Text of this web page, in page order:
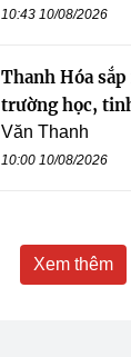
10:43 10/08/2026
Thanh Hóa
trường học,
Văn Thanh
10:00 10/08/2026
Xem thêm